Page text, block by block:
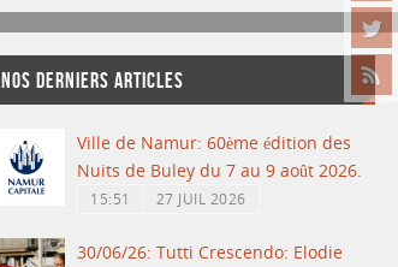
NOS DERNIERS ARTICLES
Ville de Namur: 60ème édition des
Nuits de Buley du 7 au 9 août 2026.
15:51 27 JUIL 2026
30/06/26: Tutti Crescendo: Elodie